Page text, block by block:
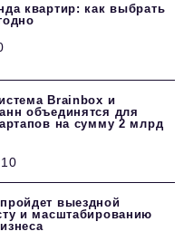
квартир: как выбрать
Brainbox и
объединятся для
на сумму 2 млрд
выездной
и масштабированию